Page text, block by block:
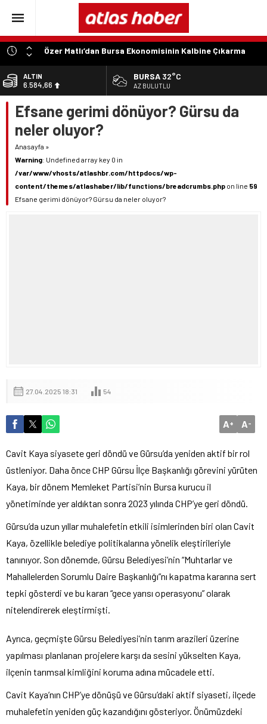
Özer Matlı’dan Bursa Ekonomisinin Kalbine Çıkarma
“Aynı Düzenleme Neden Emeklilere Uygulanmadı?”
“Engelli Emekliliğinde Kazanılmış Haklar Korunmalı,
Belirsizlikler Son Bulmalı”
“Engelliler Bu Ülkede Başarıyı Kimsenin Lütfuyla Değil,
İğneyle Kuyu Kazarak Kazanıyor”
“Bu Ses Siyasi Tartışmaların Değil, Millet Vicdanının
Konusudur”
ALTIN
6.584,66
BİST
13.889,75
DOLAR
47,7046
EURO
55,0051
BURSA 32°C
AZ BULUTLU
Efsane gerimi dönüyor? Gürsu da
neler oluyor?
Anasayfa »
Warning: Undefined array key 0 in
/var/www/vhosts/atlashbr.com/httpdocs/wp-
content/themes/atlashaber/lib/functions/breadcrumbs.php on line 59
Efsane gerimi dönüyor? Gürsu da neler oluyor?
27.04.2025 18:31 54
A+ A-
Cavit Kaya siyasete geri döndü ve Gürsu’da yeniden aktif bir rol
üstleniyor. Daha önce CHP Gürsu İlçe Başkanlığı görevini yürüten
Kaya, bir dönem Memleket Partisi’nin Bursa kurucu il
yönetiminde yer aldıktan sonra 2023 yılında CHP’ye geri döndü.
Gürsu’da uzun yıllar muhalefetin etkili isimlerinden biri olan Cavit
Kaya, özellikle belediye politikalarına yönelik eleştirileriyle
tanınıyor. Son dönemde, Gürsu Belediyesi’nin “Muhtarlar ve
Mahallelerden Sorumlu Daire Başkanlığı”nı kapatma kararına sert
tepki gösterdi ve bu kararı “gece yarısı operasyonu” olarak
nitelendirerek eleştirmişti.
Ayrıca, geçmişte Gürsu Belediyesi’nin tarım arazileri üzerine
yapılması planlanan projelere karşı da sesini yükselten Kaya,
ilçenin tarımsal kimliğini koruma adına mücadele etti.
Cavit Kaya’nın CHP’ye dönüşü ve Gürsu’daki aktif siyaseti, ilçede
muhalefetin yeniden güç kazandığını gösteriyor. Önümüzdeki